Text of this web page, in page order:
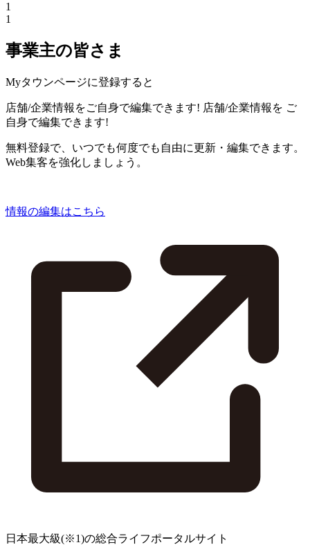
1
1
事業主の皆さま
Myタウンページに登録すると
店舗/企業情報をご自身で編集できます! 店舗/企業情報を ご
自身で編集できます!
無料登録で、いつでも何度でも自由に更新・編集できます。
Web集客を強化しましょう。
情報の編集はこちら
日本最大級(※1)の総合ライフポータルサイト